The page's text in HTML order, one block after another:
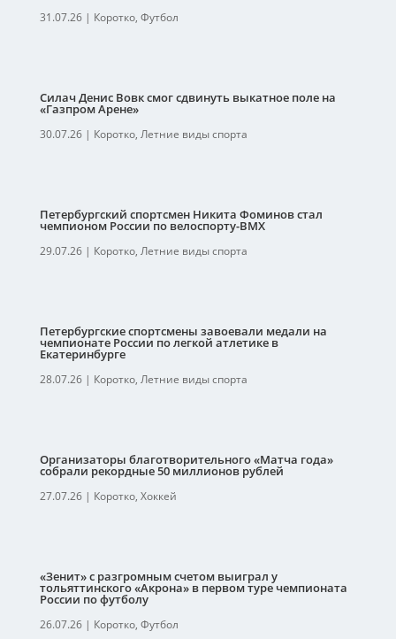
31.07.26| Коротко, Футбол
Силач Денис Вовк смог сдвинуть выкатное поле на
«Газпром Арене»
30.07.26| Коротко, Летние виды спорта
Петербургский спортсмен Никита Фоминов стал
чемпионом России по велоспорту-ВМХ
29.07.26| Коротко, Летние виды спорта
Петербургские спортсмены завоевали медали на
чемпионате России по легкой атлетике в
Екатеринбурге
28.07.26| Коротко, Летние виды спорта
Организаторы благотворительного «Матча года»
собрали рекордные 50 миллионов рублей
27.07.26| Коротко, Хоккей
«Зенит» с разгромным счетом выиграл у
тольяттинского «Акрона» в первом туре чемпионата
России по футболу
26.07.26| Коротко, Футбол